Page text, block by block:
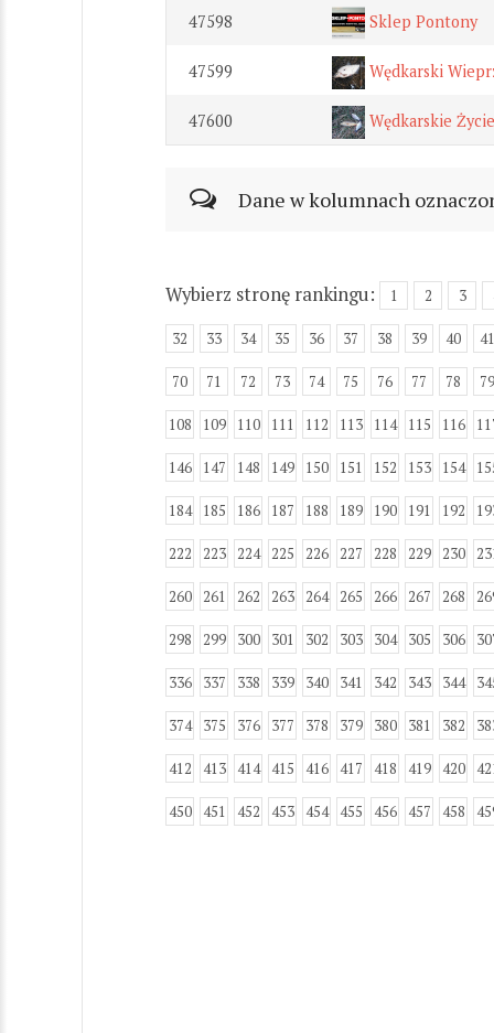
47598 Sklep Pontony
47599 Wędkarski
47600 Wędkarskie Życie
Dane w kolumnach
Wybierz stronę rankingu: 1 2 3
32 33 34 35 36 37 38 39 40 41
70 71 72 73 74 75 76 77 78 79
108 109 110 111 112 113 114 115 116
146 147 148 149 150 151 152 153 154
184 185 186 187 188 189 190 191 192
222 223 224 225 226 227 228 229 230
260 261 262 263 264 265 266 267 268
298 299 300 301 302 303 304 305 306
336 337 338 339 340 341 342 343 344
374 375 376 377 378 379 380 381 382
412 413 414 415 416 417 418 419 420
450 451 452 453 454 455 456 457 458